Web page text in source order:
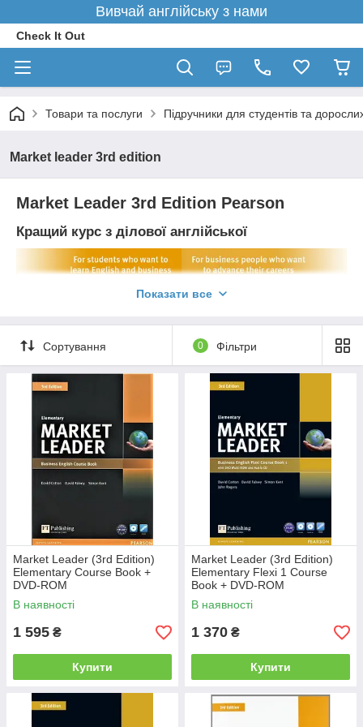
Вивчай англійську з нами
Check It Out
Товари та послуги Підручники для студентів та
Market leader 3rd edition
Market Leader 3rd Edition Pearson
Кращий курс з ділової англійської
Market Leader 3rd Edition– всесвітньо відомий
матеріалах Financial Times. Завдяки йому студенти зможуть
легко оволодіти професійними мовними стандартами, що
Автор(и):
Irene Barrall, David Cotton, Iwona Dubicka, David
Дрісколл, Margaret O Keeffe, John Rogers, Lizzie Wright
Рівень:Elementary to Advanced A1 to C1
тематик ділової сфери, відповідає ступеням A2 - C1.
У підручниках
Market Leader присутні автентичні статті
доповнення, що відображають швидко мінливий світ бізнесу.
Показати все
Сортування 0 Фільтри
Market Leader (3rd Edition)
Elementary Course Book +
DVD-ROM
В наявності
1 595 ₴
Купити
Market Leader (3rd Edition)
Elementary Flexi 1 Course
Book + DVD-ROM
В наявності
1 370 ₴
Купити